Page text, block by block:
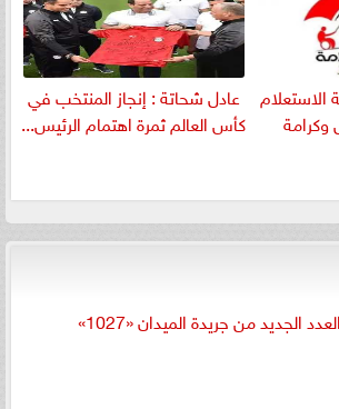
الاستعلام
عادل شحاتة : إنجاز المنتخب في
كأس العالم ثمرة اهتمام الرئيس...
العدد الجديد من جريدة الميدان «1027»